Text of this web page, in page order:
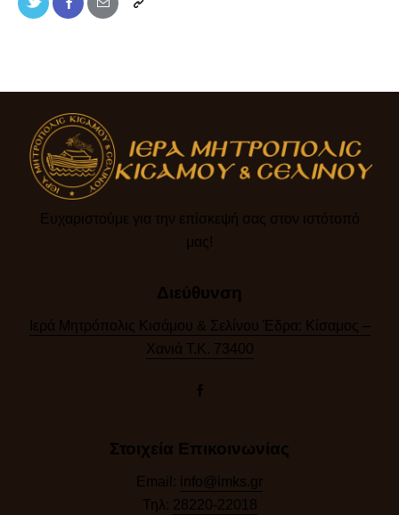
Ευχαριστούμε για την επίσκεψή σας στον ιστότοπό
μας!​
Διεύθυνση
Ιερά Μητρόπολις Κισάμου & Σελίνου Έδρα: Κίσαμος –
Χανιά Τ.Κ. 73400
Στοιχεία Επικοινωνίας
Email: info@imks.gr
Τηλ: 28220-22018